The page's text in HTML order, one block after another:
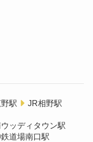
駅
JR相野駅
ッディタウン駅
道場南口駅